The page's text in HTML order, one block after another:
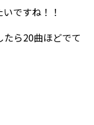
ですね！！
たら20曲ほどでて